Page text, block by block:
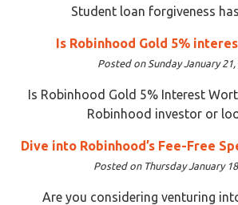
Student loan forgiveness has
Is Robinhood Gold 5%
Posted on Sunday January 21,
Is Robinhood Gold 5% Interest
Robinhood investor or
Dive into Robinhood’s Fee-Free
Posted on Thursday January
Are you considering venturing